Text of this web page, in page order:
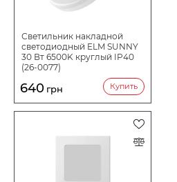
Светильник накладной
светодиодный ELM SUNNY
30 Вт 6500K круглый IP40
(26-0077)
640 грн Купить